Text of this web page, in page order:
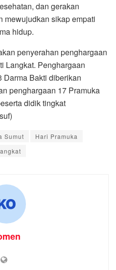
dan gerakan
mewujudkan sikap empati
hidup.
penyerahan penghargaan
Langkat. Penghargaan
Darma Bakti diberikan
penghargaan 17 Pramuka
didik tingkat
Sumut
Hari Pramuka